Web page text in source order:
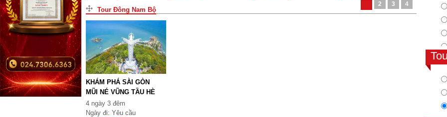
2 3 4
Tour Đông Nam Bộ
KHÁM PHÁ SÀI GÒN
MŨI NÉ VŨNG TẦU HÈ
20...
4 ngày 3 đêm
Ngày đi: Yêu cầu